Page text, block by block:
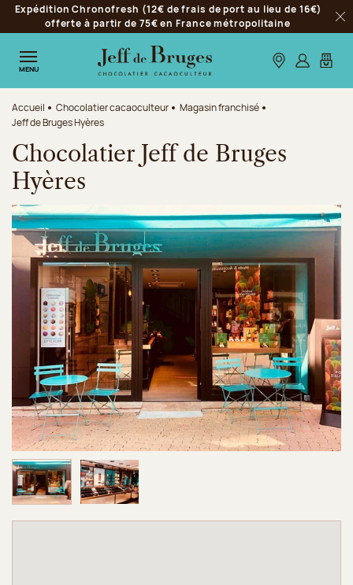
Aller à la navigation
Aller au contenu principal
Aller au pied de page
Expédition Chronofresh (12€ de frais de port au lieu de 16€)
offerte à partir de 75€ en France métropolitaine
MENU Nos boutiques
S’identifier
Mon
Accueil Chocolatier cacaoculteur
Magasin franchisé
Jeff de Bruges Hyères
Chocolatier Jeff de Bruges
Hyères
Image 1 sur 2